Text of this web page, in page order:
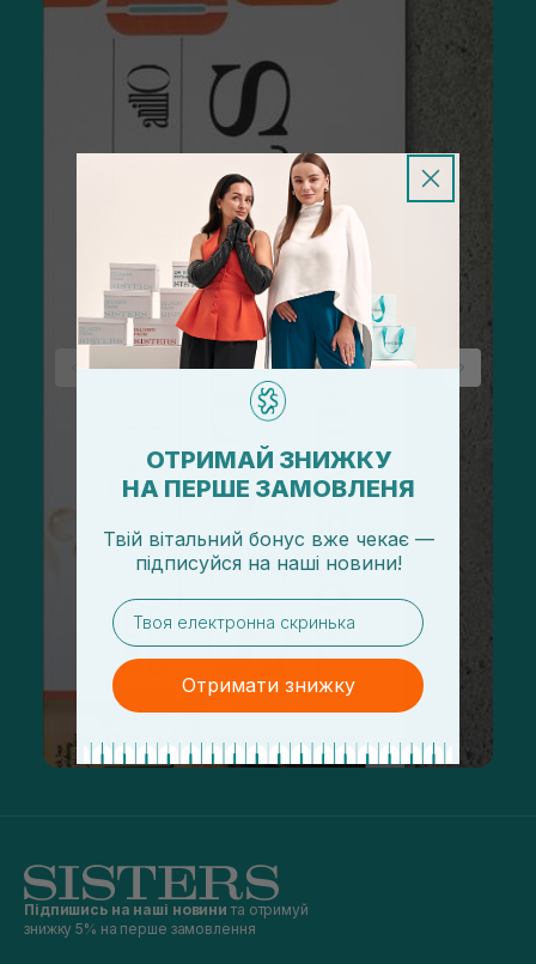
Підпишись на наші новини та отримуй
знижку 5% на перше замовлення
ОТРИМАЙ ЗНИЖКУ
НА ПЕРШЕ ЗАМОВЛЕНЯ
Твій вітальний бонус вже чекає —
підписуйся на наші новини!
email
Отримати знижку